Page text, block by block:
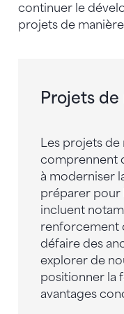
continuer le
projets de
Projets
Les projets
comprennent
à moderniser
préparer pour
incluent
renforcement
défaire des
explorer de
positionner la
avantages